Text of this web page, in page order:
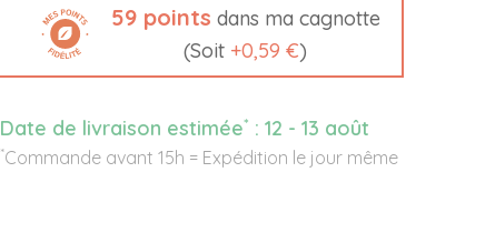
59points dans ma cagnotte
(Soit +0,59 €)
Date de livraison estimée* : 12 - 13 août
*Commande avant 15h = Expédition le jour même